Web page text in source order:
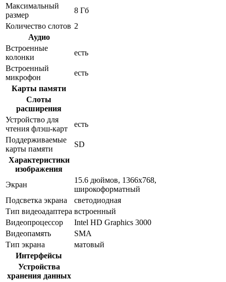
Максимальный
размер
8 Гб
Количество слотов 2
Аудио
Встроенные
колонки
есть
Встроенный
микрофон
есть
Карты памяти
Слоты
расширения
Устройство для
чтения флэш-карт
есть
Поддерживаемые
карты памяти
SD
Характеристики
изображения
Экран
15.6 дюймов, 1366x768,
широкоформатный
Подсветка экрана
светодиодная
Тип видеоадаптера встроенный
Видеопроцессор
Intel HD Graphics 3000
Видеопамять
SMA
Тип экрана
матовый
Интерфейсы
Устройства
хранения данных